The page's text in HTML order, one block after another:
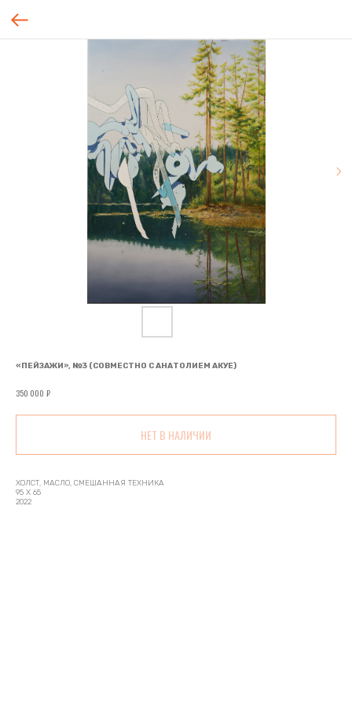
«ПЕЙЗАЖИ», №3 (СОВМЕСТНО С АНАТОЛИЕМ АКУЕ)
350 000 ₽
НЕТ В НАЛИЧИИ
ХОЛСТ, МАСЛО, СМЕШАННАЯ ТЕХНИКА
95 Х 65
2022